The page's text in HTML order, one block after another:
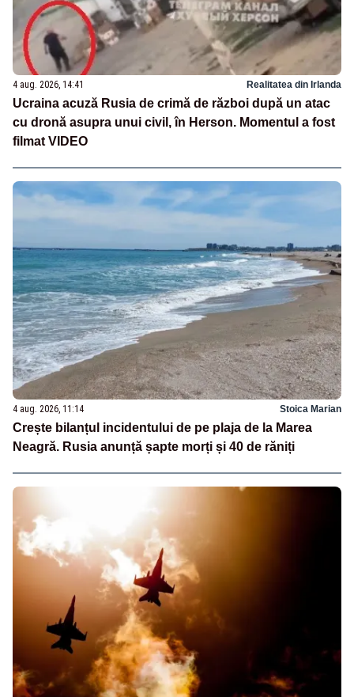
4 aug. 2026, 14:41 Realitatea din Irlanda
Ucraina acuză Rusia de crimă de război după un atac
cu dronă asupra unui civil, în Herson. Momentul a fost
filmat VIDEO
4 aug. 2026, 11:14 Stoica Marian
Crește bilanțul incidentului de pe plaja de la Marea
Neagră. Rusia anunță șapte morți și 40 de răniți